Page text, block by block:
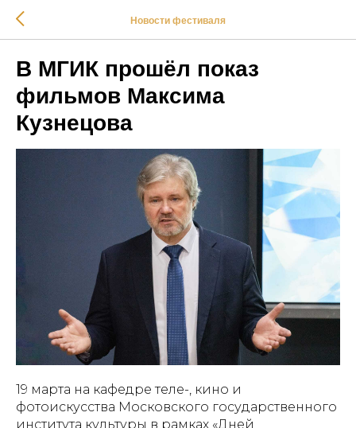
Новости фестиваля
В МГИК прошёл показ
фильмов Максима
Кузнецова
19 марта на кафедре теле-, кино и
фотоискусства Московского государственного
института культуры в рамках «Дней